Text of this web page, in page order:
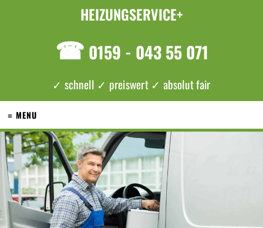
HEIZUNGSERVICE+
☎ 0159 - 043 55 071
✓ schnell ✓ preiswert ✓ absolut fair
≡ MENU